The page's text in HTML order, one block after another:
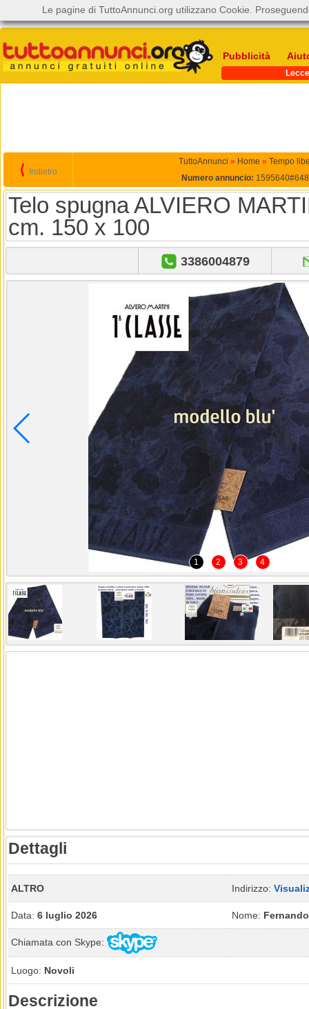
Pubblicità
Lecce
⟨ Indietro
TuttoAnnunci » Home » Tempo
Numero annuncio:
Telo spugna ALVIERO
cm. 150 x 100
3386004879
1 2 3 4
Dettagli
ALTRO Indirizzo:
Data: 6 luglio 2026 Nome:
Chiamata con Skype:
Luogo: Novoli
Descrizione
Le pagine di TuttoAnnunci.org utilizzano Cookie.